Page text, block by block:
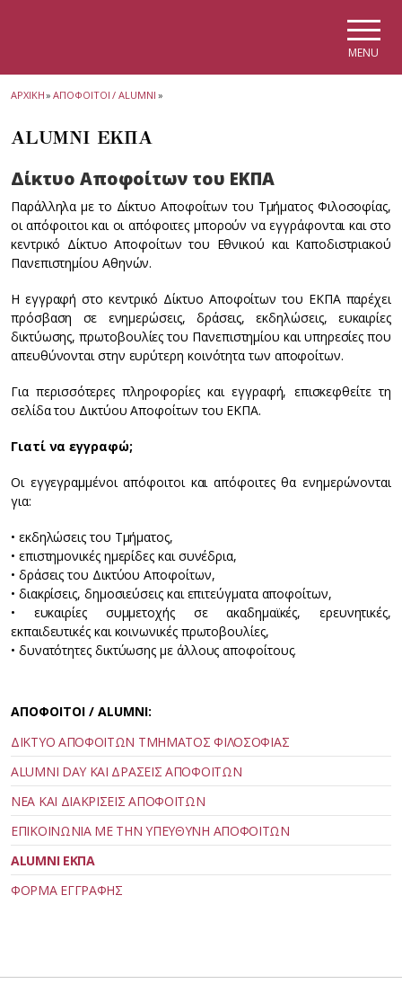
MENU
ΑΡΧΙΚΗ» ΑΠΟΦΟΙΤΟΙ / ALUMNI »
ΑLUMNI ΕΚΠΑ
Δίκτυο Αποφοίτων του ΕΚΠΑ
Παράλληλα με το Δίκτυο Αποφοίτων του Τμήματος Φιλοσοφίας,
οι απόφοιτοι και οι απόφοιτες μπορούν να εγγράφονται και στο
κεντρικό Δίκτυο Αποφοίτων του Εθνικού και Καποδιστριακού
Πανεπιστημίου Αθηνών.
Η εγγραφή στο κεντρικό Δίκτυο Αποφοίτων του ΕΚΠΑ παρέχει
πρόσβαση σε ενημερώσεις, δράσεις, εκδηλώσεις, ευκαιρίες
δικτύωσης, πρωτοβουλίες του Πανεπιστημίου και υπηρεσίες που
απευθύνονται στην ευρύτερη κοινότητα των αποφοίτων.
Για περισσότερες πληροφορίες και εγγραφή, επισκεφθείτε τη
σελίδα του Δικτύου Αποφοίτων του ΕΚΠΑ.
Γιατί να εγγραφώ;
Οι εγγεγραμμένοι απόφοιτοι και απόφοιτες θα ενημερώνονται
για:
• εκδηλώσεις του Τμήματος,
• επιστημονικές ημερίδες και συνέδρια,
• δράσεις του Δικτύου Αποφοίτων,
• διακρίσεις, δημοσιεύσεις και επιτεύγματα αποφοίτων,
• ευκαιρίες συμμετοχής σε ακαδημαϊκές, ερευνητικές,
εκπαιδευτικές και κοινωνικές πρωτοβουλίες,
• δυνατότητες δικτύωσης με άλλους αποφοίτους.
ΑΠΟΦΟΙΤΟΙ / ALUMNI:
ΔΙΚΤΥΟ ΑΠΟΦΟΙΤΩΝ ΤΜΗΜΑΤΟΣ ΦΙΛΟΣΟΦΙΑΣ
ALUMNI DAY ΚΑΙ ΔΡΑΣΕΙΣ ΑΠΟΦΟΙΤΩΝ
ΝΕΑ ΚΑΙ ΔΙΑΚΡΙΣΕΙΣ ΑΠΟΦΟΙΤΩΝ
ΕΠΙΚΟΙΝΩΝΙΑ ΜΕ ΤΗΝ ΥΠΕΥΘΥΝΗ ΑΠΟΦΟΙΤΩΝ
ΑLUMNI ΕΚΠΑ
ΦΟΡΜΑ ΕΓΓΡΑΦΗΣ